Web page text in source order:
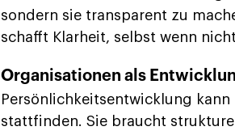
sondern sie transparent zu
schafft Klarheit, selbst wenn
Organisationen als
Persönlichkeitsentwicklung
stattfinden. Sie braucht